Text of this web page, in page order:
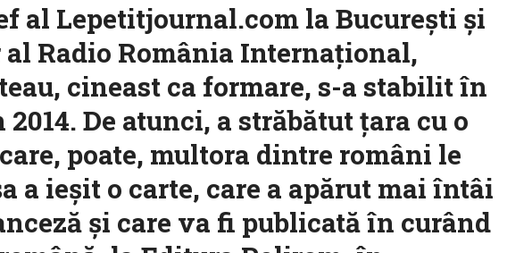
al Lepetitjournal.com la București și
al Radio România Internațional,
cineast ca formare, s-a stabilit în
De atunci, a străbătut ţara cu o
poate, multora dintre români le
a ieşit o carte, care a apărut mai întâi
şi care va fi publicată în curând